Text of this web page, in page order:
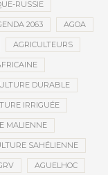
RUSSIE
2063 AGOA
AGRICULTEURS
DURABLE
IRRIGUÉE
MALIENNE
SAHÉLIENNE
AGUELHOC